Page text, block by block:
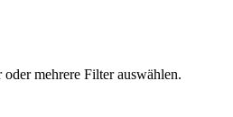
mehrere Filter auswählen.